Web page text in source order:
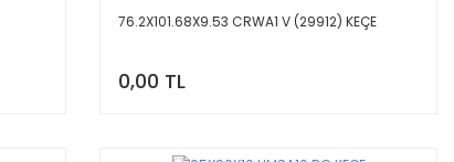
76.2X101.68X9.53 CRWA1 V (29912) KEÇE
0,00 TL